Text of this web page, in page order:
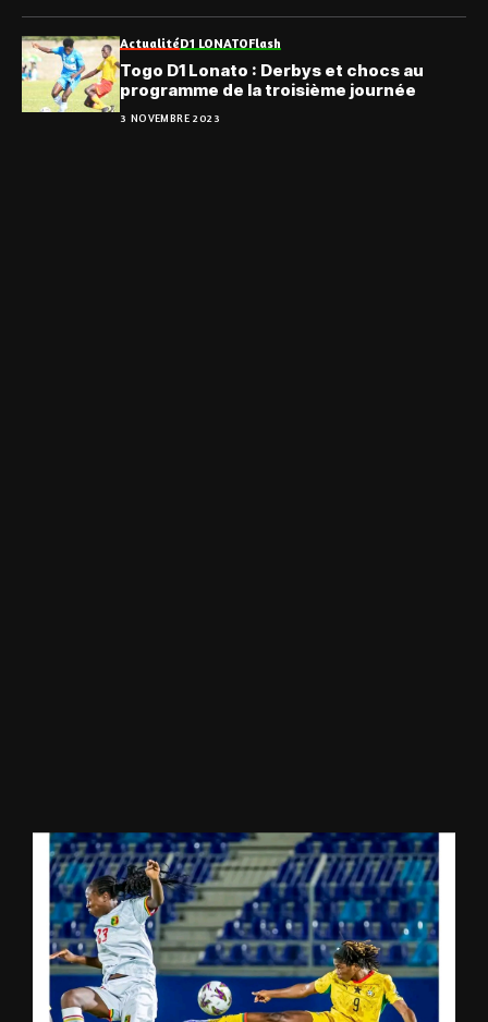
ActualitéD1 LONATOFlash
Togo D1 Lonato : Derbys et chocs au
programme de la troisième journée
3 NOVEMBRE 2023